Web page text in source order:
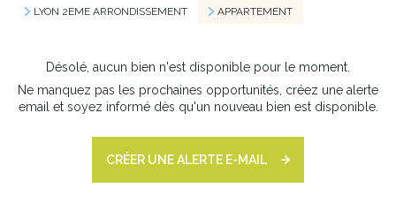
LYON 2EME ARRONDISSEMENT
APPARTEMENT
Désolé, aucun bien n'est disponible pour le moment.
Ne manquez pas les prochaines opportunités, créez une alerte
email et soyez informé dès qu'un nouveau bien est disponible.
CRÉER UNE ALERTE E-MAIL